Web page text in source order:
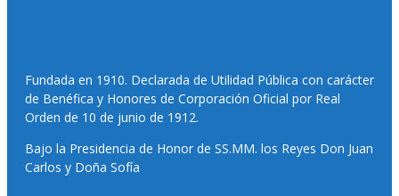
Fundada en 1910. Declarada de Utilidad Pública con carácter
de Benéfica y Honores de Corporación Oficial por Real
Orden de 10 de junio de 1912.
Bajo la Presidencia de Honor de SS.MM. los Reyes Don Juan
Carlos y Doña Sofía